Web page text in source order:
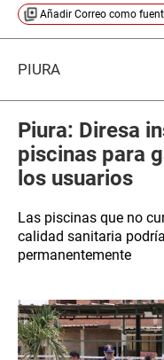
Añadir Correo como
PIURA
Piura: Diresa
piscinas para
los usuarios
Las piscinas que no
calidad sanitaria
permanentemente